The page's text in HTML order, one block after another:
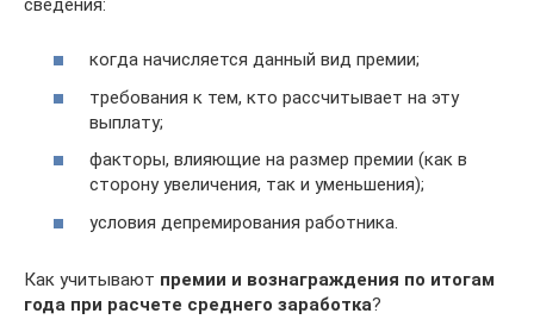
когда начисляется данный вид премии;
требования к тем, кто рассчитывает на эту
выплату;
факторы, влияющие на размер премии (как в
сторону увеличения, так и уменьшения);
условия депремирования работника.
Как учитывают премии и вознаграждения по итогам
года при расчете среднего заработка?